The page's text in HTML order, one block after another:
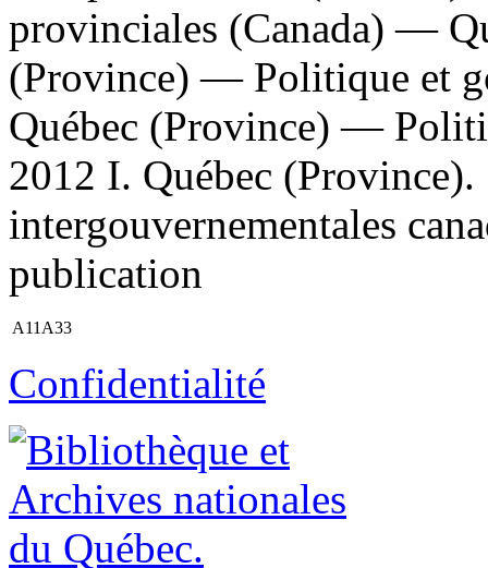
provinciales (Canada) —
(Province) — Politique et
Québec (Province) —
2012 I. Québec (Province).
intergouvernementales
publication
A11A33
Confidentialité